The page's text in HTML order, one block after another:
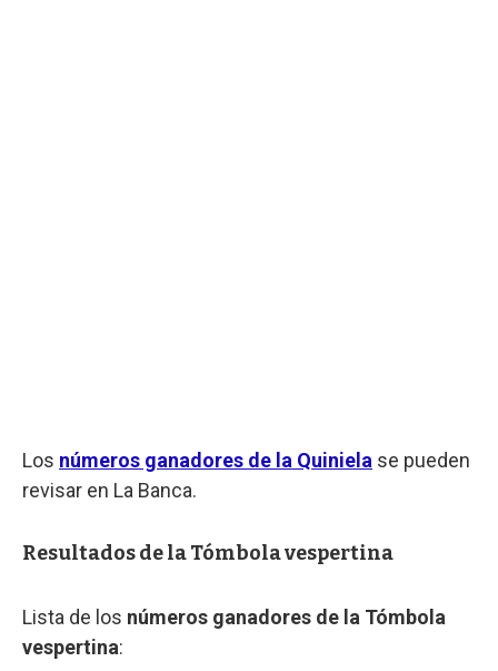
Los números ganadores de la Quiniela se pueden
revisar en La Banca.
Resultados de la Tómbola vespertina
Lista de los números ganadores de la Tómbola
vespertina: